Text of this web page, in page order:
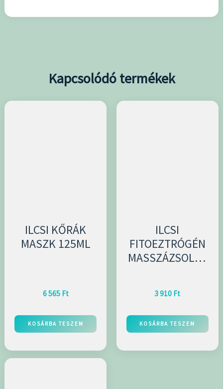
Kapcsolódó termékek
ILCSI KŐRÁK
MASZK 125ML
6 565 Ft
KOSÁRBA TESZEM
ILCSI
FITOEZTRÓGÉN
MASSZÁZSOLAJ
3 910 Ft
KOSÁRBA TESZEM